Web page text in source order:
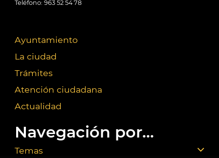
Teléfono: 963 52 54 78
Ayuntamiento
La ciudad
Trámites
Atención ciudadana
Actualidad
Navegación por...
Temas